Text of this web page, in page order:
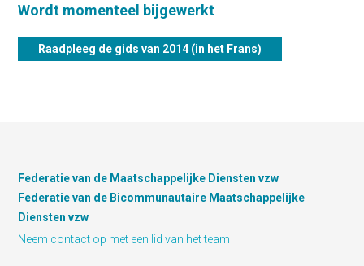
Wordt momenteel bijgewerkt
Raadpleeg de gids van 2014 (in het Frans)
Federatie van de Maatschappelijke Diensten vzw
Federatie van de Bicommunautaire Maatschappelijke
Diensten vzw
Neem contact op met een lid van het team